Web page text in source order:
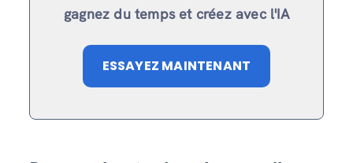
gagnez du temps et créez avec l'IA
ESSAYEZ MAINTENANT